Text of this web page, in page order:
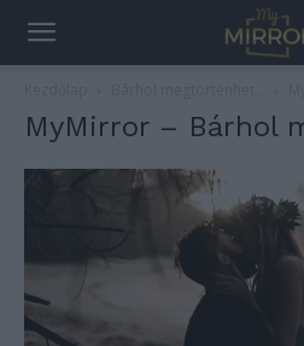
MyMirror – Bárhol